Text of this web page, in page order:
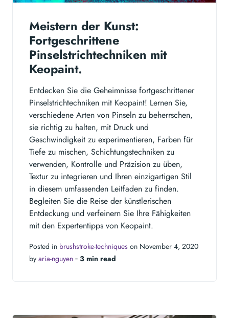
Meistern der Kunst:
Fortgeschrittene
Pinselstrichtechniken mit
Keopaint.
Entdecken Sie die Geheimnisse fortgeschrittener
Pinselstrichtechniken mit Keopaint! Lernen Sie,
verschiedene Arten von Pinseln zu beherrschen,
sie richtig zu halten, mit Druck und
Geschwindigkeit zu experimentieren, Farben für
Tiefe zu mischen, Schichtungstechniken zu
verwenden, Kontrolle und Präzision zu üben,
Textur zu integrieren und Ihren einzigartigen Stil
in diesem umfassenden Leitfaden zu finden.
Begleiten Sie die Reise der künstlerischen
Entdeckung und verfeinern Sie Ihre Fähigkeiten
mit den Expertentipps von Keopaint.
Posted in brushstroke-techniques on November 4, 2020
by aria-nguyen ‐ 3 min read